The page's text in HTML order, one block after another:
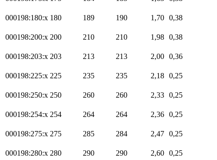
000198:180:x 180 189 190 1,70 0,38
000198:200:x 200 210 210 1,98 0,38
000198:203:x 203 213 213 2,00 0,36
000198:225:x 225 235 235 2,18 0,25
000198:250:x 250 260 260 2,33 0,25
000198:254:x 254 264 264 2,36 0,25
000198:275:x 275 285 284 2,47 0,25
000198:280:x 280 290 290 2,60 0,25